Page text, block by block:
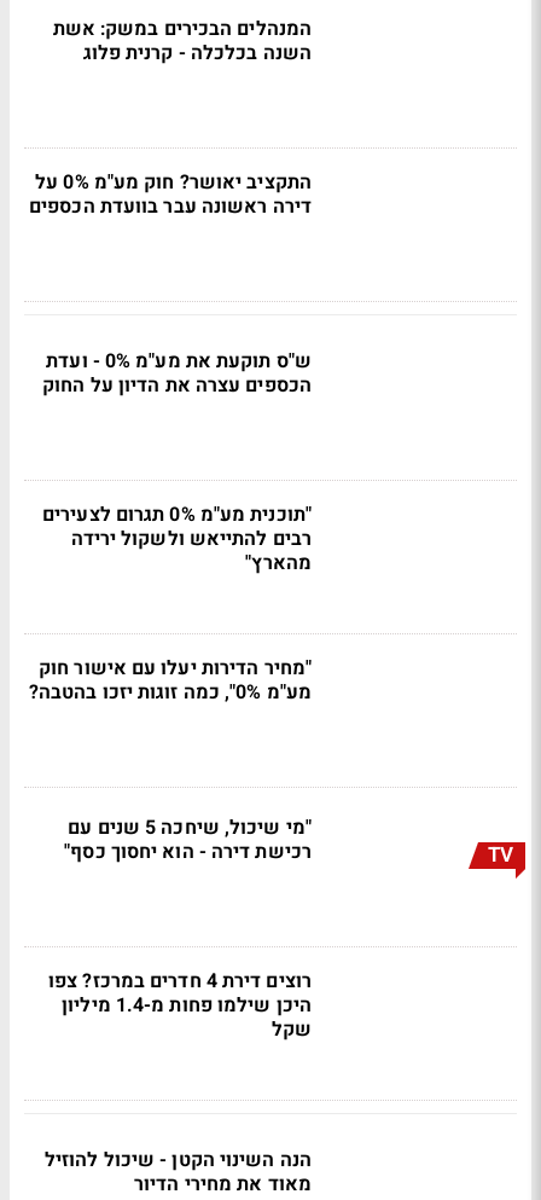
המנהלים הבכירים במשק: אשת
השנה בכלכלה - קרנית פלוג
התקציב יאושר? חוק מע"מ 0% על
דירה ראשונה עבר בוועדת הכספים
ש"ס תוקעת את מע"מ 0% - ועדת
הכספים עצרה את הדיון על החוק
"תוכנית מע"מ 0% תגרום לצעירים
רבים להתייאש ולשקול ירידה
מהארץ"
"מחיר הדירות יעלו עם אישור חוק
מע"מ 0%", כמה זוגות יזכו בהטבה?
TV
"מי שיכול, שיחכה 5 שנים עם
רכישת דירה - הוא יחסוך כסף"
רוצים דירת 4 חדרים במרכז? צפו
היכן שילמו פחות מ-1.4 מיליון
שקל
הנה השינוי הקטן - שיכול להוזיל
מאוד את מחירי הדיור